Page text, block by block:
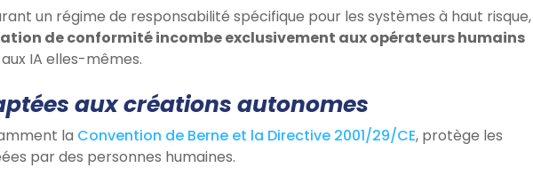
un régime de responsabilité spécifique pour les systèmes à haut risque,
de conformité incombe exclusivement aux opérateurs humains
IA elles-mêmes.
aux créations autonomes
la Convention de Berne et la Directive 2001/29/CE, protège les
par des personnes humaines.